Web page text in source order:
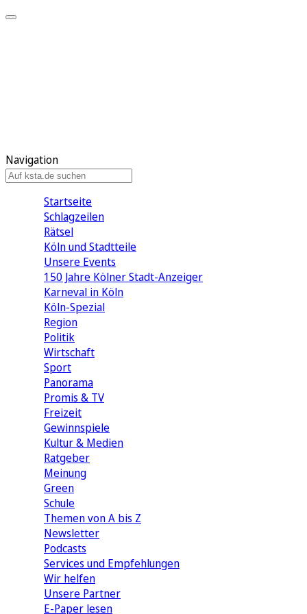
Navigation
Startseite
Schlagzeilen
Rätsel
Köln und Stadtteile
Unsere Events
150 Jahre Kölner Stadt-Anzeiger
Karneval in Köln
Köln-Spezial
Region
Politik
Wirtschaft
Sport
Panorama
Promis & TV
Freizeit
Gewinnspiele
Kultur & Medien
Ratgeber
Meinung
Green
Schule
Themen von A bis Z
Newsletter
Podcasts
Services und Empfehlungen
Wir helfen
Unsere Partner
E-Paper lesen